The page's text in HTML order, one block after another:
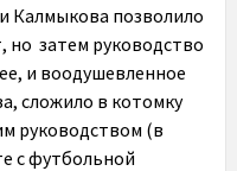
Калмыкова позволило
но затем руководство
и воодушевленное
сложило в котомку
руководством (в
с футбольной